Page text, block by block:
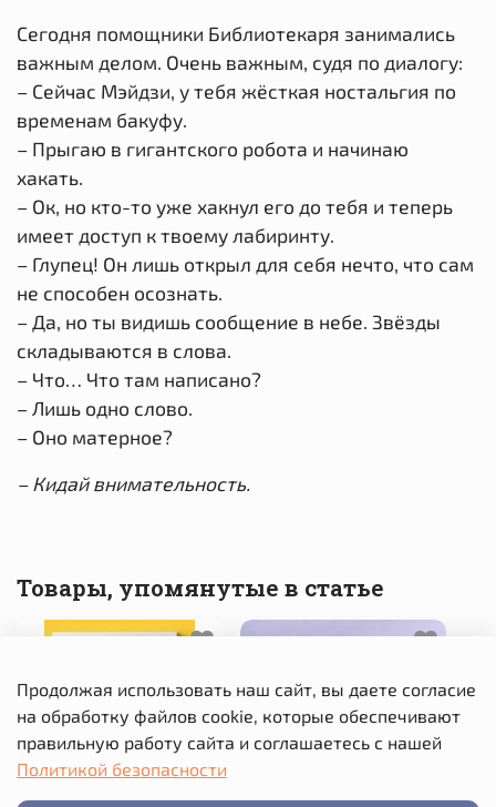
Сегодня помощники Библиотекаря занимались
важным делом. Очень важным, судя по диалогу:
– Сейчас Мэйдзи, у тебя жёсткая ностальгия по
временам бакуфу.
– Прыгаю в гигантского робота и начинаю
хакать.
– Ок, но кто-то уже хакнул его до тебя и теперь
имеет доступ к твоему лабиринту.
– Глупец! Он лишь открыл для себя нечто, что сам
не способен осознать.
– Да, но ты видишь сообщение в небе. Звёзды
складываются в слова.
– Что… Что там написано?
– Лишь одно слово.
– Оно матерное?
– Кидай внимательность.
Товары, упомянутые в статье
Продолжая использовать наш сайт, вы даете согласие
на обработку файлов cookie, которые обеспечивают
правильную работу сайта и соглашаетесь с нашей
Политикой безопасности